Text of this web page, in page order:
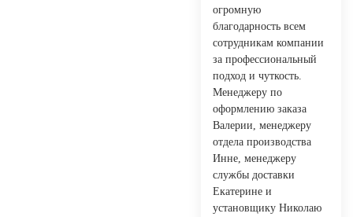
огромную
благодарность всем
сотрудникам компании
за профессиональный
подход и чуткость.
Менеджеру по
оформлению заказа
Валерии, менеджеру
отдела производства
Инне, менеджеру
службы доставки
Екатерине и
установщику Николаю